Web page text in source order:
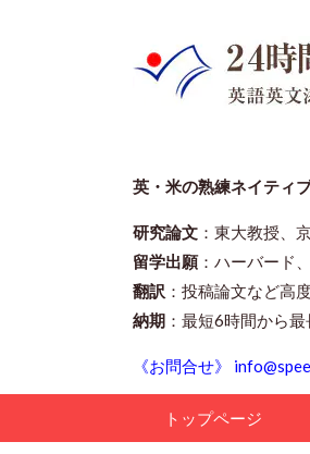
英・米の熟練ネイティ
研究論文 ：東大教授、
留学出願：ハーバード
翻訳 ：投稿論文など高
納期 ：最短6時間から
《お問合せ》
トップページ